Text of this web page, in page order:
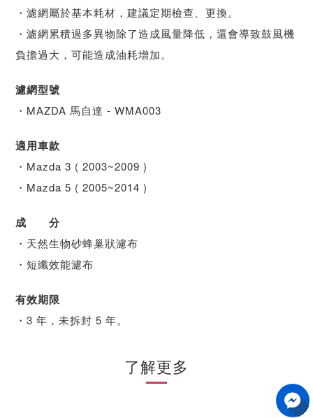
・濾網屬於基本耗材，建議定期檢查、更換。
・濾網累積過多異物除了造成風量降低，還會導致鼓風機
負擔過大，可能造成油耗增加。
濾網型號
・MAZDA 馬自達 - WMA003
適用車款
・Mazda 3 ( 2003~2009 )
・Mazda 5 ( 2005~2014 )
成 分
・天然生物砂蜂巢狀濾布
・短纖效能濾布
有效期限
・3 年，未拆封 5 年。
了解更多